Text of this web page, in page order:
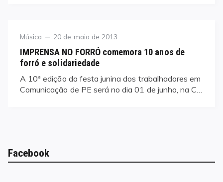
Category
Música
Posted
20 de maio de 2013
IMPRENSA NO FORRÓ comemora 10 anos de
forró e solidariedade
A 10ª edição da festa junina dos trabalhadores em
Comunicação de PE será no dia 01 de junho, na C…
Facebook